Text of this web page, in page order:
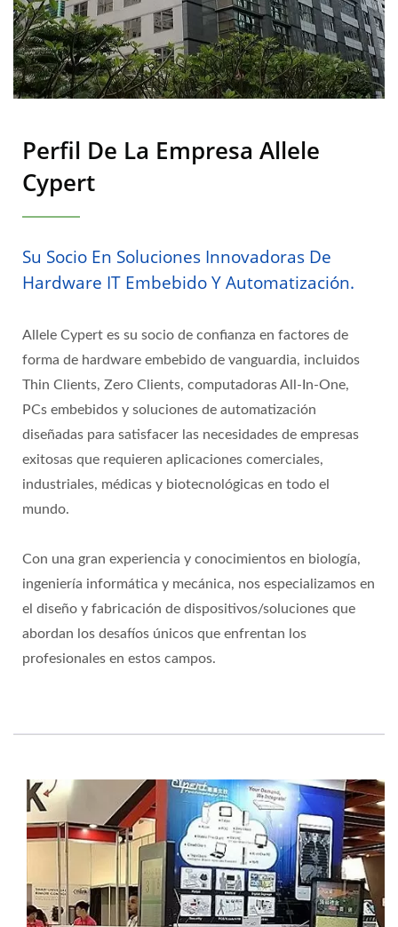
Perfil De La Empresa Allele
Cypert
Su Socio En Soluciones Innovadoras De
Hardware IT Embebido Y Automatización.
Allele Cypert es su socio de confianza en factores de
forma de hardware embebido de vanguardia, incluidos
Thin Clients, Zero Clients, computadoras All-In-One,
PCs embebidos y soluciones de automatización
diseñadas para satisfacer las necesidades de empresas
exitosas que requieren aplicaciones comerciales,
industriales, médicas y biotecnológicas en todo el
mundo.
Con una gran experiencia y conocimientos en biología,
ingeniería informática y mecánica, nos especializamos en
el diseño y fabricación de dispositivos/soluciones que
abordan los desafíos únicos que enfrentan los
profesionales en estos campos.